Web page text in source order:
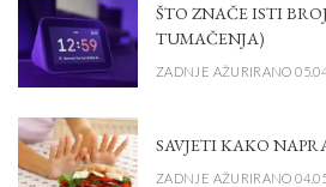
ŠTO ZNAČE ISTI
TUMAČENJA)
ZADNJE AŽURIRANO
SAVJETI KAKO
ZADNJE AŽURIRANO